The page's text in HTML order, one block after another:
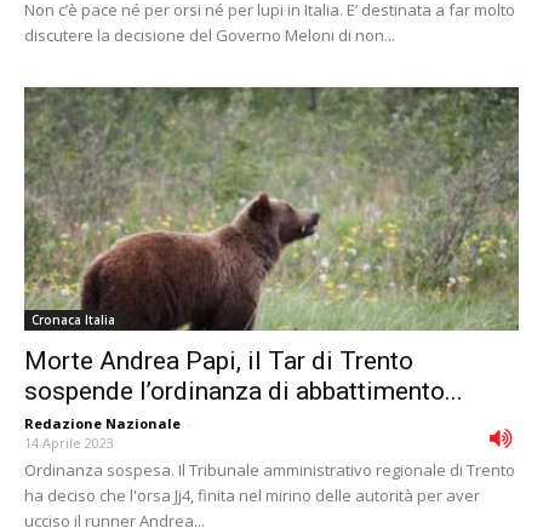
Non c’è pace né per orsi né per lupi in Italia. E’ destinata a far molto
discutere la decisione del Governo Meloni di non...
Cronaca Italia
Morte Andrea Papi, il Tar di Trento
sospende l’ordinanza di abbattimento...
Redazione Nazionale -
14 Aprile 2023
Ordinanza sospesa. Il Tribunale amministrativo regionale di Trento
ha deciso che l'orsa Jj4, finita nel mirino delle autorità per aver
ucciso il runner Andrea...